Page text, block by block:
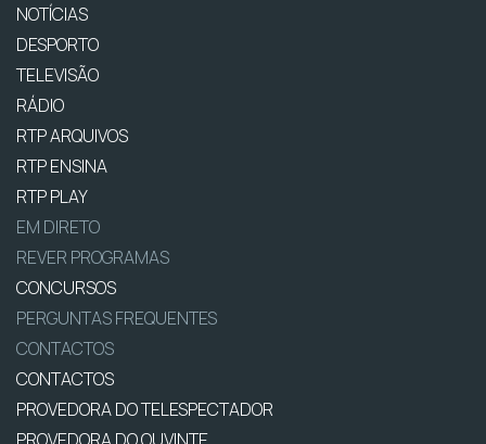
NOTÍCIAS
DESPORTO
TELEVISÃO
RÁDIO
RTP ARQUIVOS
RTP ENSINA
RTP PLAY
EM DIRETO
REVER PROGRAMAS
CONCURSOS
PERGUNTAS FREQUENTES
CONTACTOS
CONTACTOS
PROVEDORA DO TELESPECTADOR